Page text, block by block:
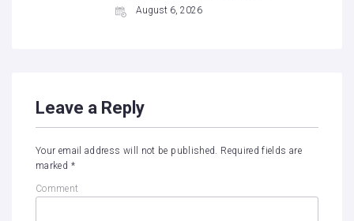
August 6, 2026
Leave a Reply
Your email address will not be published. Required fields are
marked *
Comment